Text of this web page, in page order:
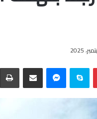
بينتيريستسكايب ماسنجر مشاركة عبر البريد